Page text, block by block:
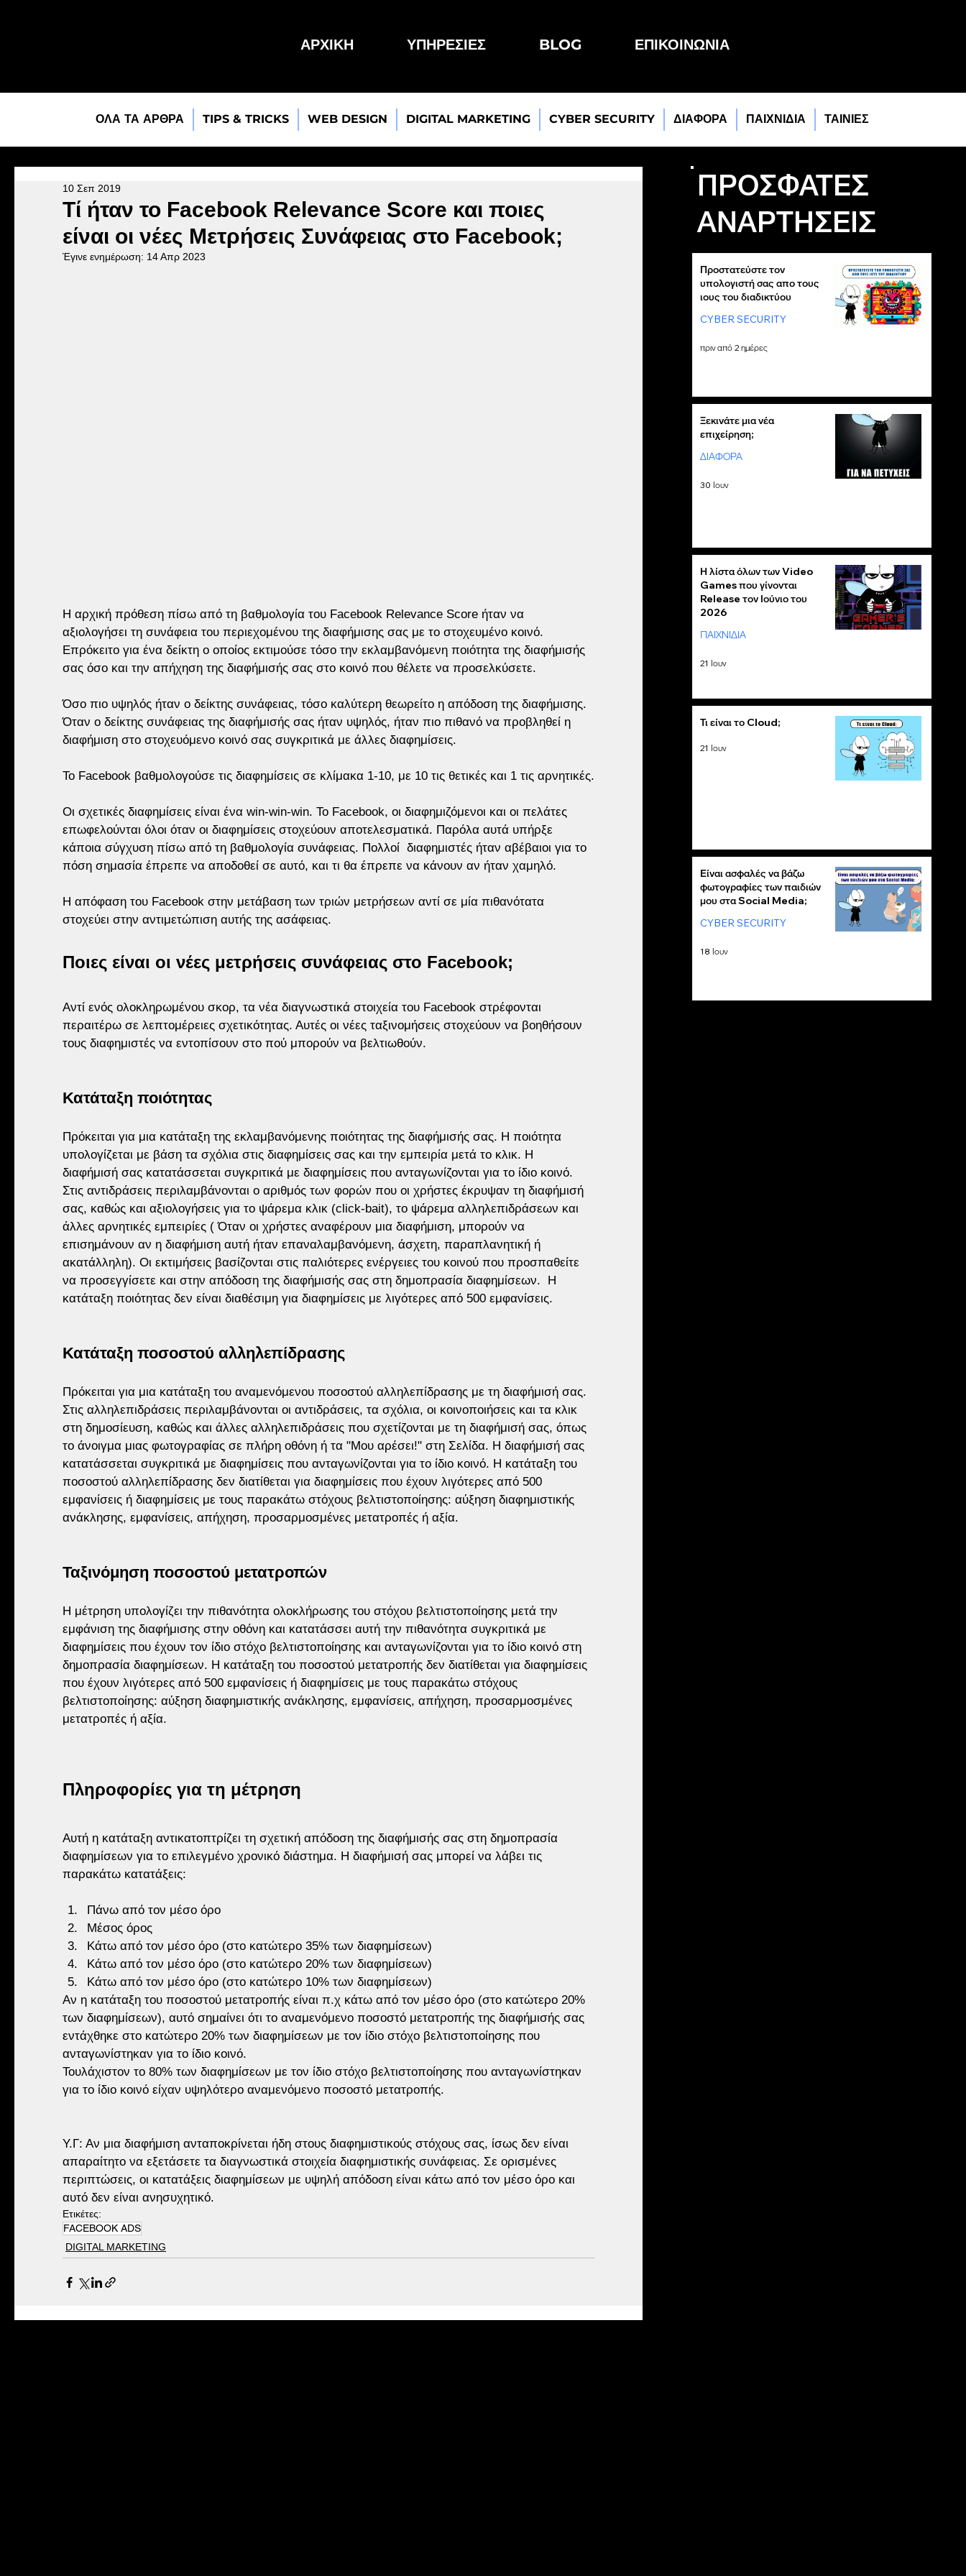
ΑΡΧΙΚΗ ΥΠΗΡΕΣΙΕΣ BLOG ΕΠΙΚΟΙΝΩΝΙΑ
ΟΛΑ ΤΑ ΑΡΘΡΑ TIPS & TRICKS WEB DESIGN DIGITAL MARKETING CYBER SECURITY ΔΙΑΦΟΡΑ ΠΑΙΧΝΙΔΙΑ ΤΑΙΝΙΕΣ
Τί ήταν το Facebook Relevance Score και ποιες
είναι οι νέες Μετρήσεις Συνάφειας στο Facebook;
10 Σεπ 2019
Έγινε ενημέρωση: 14 Απρ 2023
Η αρχική πρόθεση πίσω από τη βαθμολογία του Facebook Relevance Score ήταν να
αξιολογήσει τη συνάφεια του περιεχομένου της διαφήμισης σας με το στoχευμένο κοινό.
Επρόκειτο για ένα δείκτη ο οποίος εκτιμούσε τόσο την εκλαμβανόμενη ποιότητα της διαφήμισής
σας όσο και την απήχηση της διαφήμισής σας στο κοινό που θέλετε να προσελκύσετε.
Όσο πιο υψηλός ήταν ο δείκτης συνάφειας, τόσο καλύτερη θεωρείτο η απόδοση της διαφήμισης.
Όταν ο δείκτης συνάφειας της διαφήμισής σας ήταν υψηλός, ήταν πιο πιθανό να προβληθεί η
διαφήμιση στο στοχευόμενο κοινό σας συγκριτικά με άλλες διαφημίσεις.
Το Facebook βαθμολογούσε τις διαφημίσεις σε κλίμακα 1-10, με 10 τις θετικές και 1 τις αρνητικές.
Οι σχετικές διαφημίσεις είναι ένα win-win-win. Το Facebook, οι διαφημιζόμενοι και οι πελάτες
επωφελούνται όλοι όταν οι διαφημίσεις στοχεύουν αποτελεσματικά. Παρόλα αυτά υπήρξε
κάποια σύγχυση πίσω από τη βαθμολογία συνάφειας. Πολλοί  διαφημιστές ήταν αβέβαιοι για το
πόση σημασία έπρεπε να αποδοθεί σε αυτό, και τι θα έπρεπε να κάνουν αν ήταν χαμηλό.
Η απόφαση του Facebook στην μετάβαση των τριών μετρήσεων αντί σε μία πιθανότατα
στοχεύει στην αντιμετώπιση αυτής της ασάφειας.
Ποιες είναι οι νέες μετρήσεις συνάφειας στο Facebook;
Αντί ενός ολοκληρωμένου σκορ, τα νέα διαγνωστικά στοιχεία του Facebook στρέφονται
περαιτέρω σε λεπτομέρειες σχετικότητας. Αυτές οι νέες ταξινομήσεις στοχεύουν να βοηθήσουν
τους διαφημιστές να εντοπίσουν στο πού μπορούν να βελτιωθούν.
Κατάταξη ποιότητας
Πρόκειται για μια κατάταξη της εκλαμβανόμενης ποιότητας της διαφήμισής σας. Η ποιότητα
υπολογίζεται με βάση τα σχόλια στις διαφημίσεις σας και την εμπειρία μετά το κλικ. Η
διαφήμισή σας κατατάσσεται συγκριτικά με διαφημίσεις που ανταγωνίζονται για το ίδιο κοινό.
Στις αντιδράσεις περιλαμβάνονται ο αριθμός των φορών που οι χρήστες έκρυψαν τη διαφήμισή
σας, καθώς και αξιολογήσεις για το ψάρεμα κλικ (click-bait), το ψάρεμα αλληλεπιδράσεων και
άλλες αρνητικές εμπειρίες ( Όταν οι χρήστες αναφέρουν μια διαφήμιση, μπορούν να
επισημάνουν αν η διαφήμιση αυτή ήταν επαναλαμβανόμενη, άσχετη, παραπλανητική ή
ακατάλληλη). Οι εκτιμήσεις βασίζονται στις παλιότερες ενέργειες του κοινού που προσπαθείτε
να προσεγγίσετε και στην απόδοση της διαφήμισής σας στη δημοπρασία διαφημίσεων.  Η
κατάταξη ποιότητας δεν είναι διαθέσιμη για διαφημίσεις με λιγότερες από 500 εμφανίσεις.
Κατάταξη ποσοστού αλληλεπίδρασης
Πρόκειται για μια κατάταξη του αναμενόμενου ποσοστού αλληλεπίδρασης με τη διαφήμισή σας.
Στις αλληλεπιδράσεις περιλαμβάνονται οι αντιδράσεις, τα σχόλια, οι κοινοποιήσεις και τα κλικ
στη δημοσίευση, καθώς και άλλες αλληλεπιδράσεις που σχετίζονται με τη διαφήμισή σας, όπως
το άνοιγμα μιας φωτογραφίας σε πλήρη οθόνη ή τα "Μου αρέσει!" στη Σελίδα. Η διαφήμισή σας
κατατάσσεται συγκριτικά με διαφημίσεις που ανταγωνίζονται για το ίδιο κοινό. Η κατάταξη του
ποσοστού αλληλεπίδρασης δεν διατίθεται για διαφημίσεις που έχουν λιγότερες από 500
εμφανίσεις ή διαφημίσεις με τους παρακάτω στόχους βελτιστοποίησης: αύξηση διαφημιστικής
ανάκλησης, εμφανίσεις, απήχηση, προσαρμοσμένες μετατροπές ή αξία.
Ταξινόμηση ποσοστού μετατροπών
Η μέτρηση υπολογίζει την πιθανότητα ολοκλήρωσης του στόχου βελτιστοποίησης μετά την
εμφάνιση της διαφήμισης στην οθόνη και κατατάσσει αυτή την πιθανότητα συγκριτικά με
διαφημίσεις που έχουν τον ίδιο στόχο βελτιστοποίησης και ανταγωνίζονται για το ίδιο κοινό στη
δημοπρασία διαφημίσεων. Η κατάταξη του ποσοστού μετατροπής δεν διατίθεται για διαφημίσεις
που έχουν λιγότερες από 500 εμφανίσεις ή διαφημίσεις με τους παρακάτω στόχους
βελτιστοποίησης: αύξηση διαφημιστικής ανάκλησης, εμφανίσεις, απήχηση, προσαρμοσμένες
μετατροπές ή αξία.
Πληροφορίες για τη μέτρηση
Αυτή η κατάταξη αντικατοπτρίζει τη σχετική απόδοση της διαφήμισής σας στη δημοπρασία
διαφημίσεων για το επιλεγμένο χρονικό διάστημα. Η διαφήμισή σας μπορεί να λάβει τις
παρακάτω κατατάξεις:
Πάνω από τον μέσο όρο
Μέσος όρος
Κάτω από τον μέσο όρο (στο κατώτερο 35% των διαφημίσεων)
Κάτω από τον μέσο όρο (στο κατώτερο 20% των διαφημίσεων)
Κάτω από τον μέσο όρο (στο κατώτερο 10% των διαφημίσεων)
Αν η κατάταξη του ποσοστού μετατροπής είναι π.χ κάτω από τον μέσο όρο (στο κατώτερο 20%
των διαφημίσεων), αυτό σημαίνει ότι το αναμενόμενο ποσοστό μετατροπής της διαφήμισής σας
εντάχθηκε στο κατώτερο 20% των διαφημίσεων με τον ίδιο στόχο βελτιστοποίησης που
ανταγωνίστηκαν για το ίδιο κοινό.
Τουλάχιστον το 80% των διαφημίσεων με τον ίδιο στόχο βελτιστοποίησης που ανταγωνίστηκαν
για το ίδιο κοινό είχαν υψηλότερο αναμενόμενο ποσοστό μετατροπής.
Υ.Γ: Αν μια διαφήμιση ανταποκρίνεται ήδη στους διαφημιστικούς στόχους σας, ίσως δεν είναι
απαραίτητο να εξετάσετε τα διαγνωστικά στοιχεία διαφημιστικής συνάφειας. Σε ορισμένες
περιπτώσεις, οι κατατάξεις διαφημίσεων με υψηλή απόδοση είναι κάτω από τον μέσο όρο και
αυτό δεν είναι ανησυχητικό.
Ετικέτες:
FACEBOOK ADS
DIGITAL MARKETING
ΠΡΟΣΦΑΤΕΣ
ΑΝΑΡΤΗΣΕΙΣ
Προστατεύστε τον
υπολογιστή σας απο τους
ιους του διαδικτύου
CYBER SECURITY
πριν από 2 ημέρες
Ξεκινάτε μια νέα
επιχείρηση;
ΔΙΑΦΟΡΑ
30 Ιουν
Η λίστα όλων των Video
Games που γίνονται
Release τον Ιούνιο του
2026
ΠΑΙΧΝΙΔΙΑ
21 Ιουν
Τι είναι το Cloud;
21 Ιουν
Είναι ασφαλές να βάζω
φωτογραφίες των παιδιών
μου στα Social Media;
CYBER SECURITY
18 Ιουν